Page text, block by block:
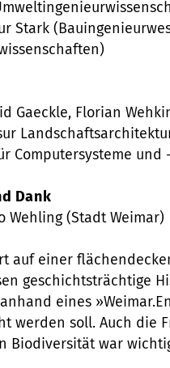
Stark
Gaeckle, Florian
Computersysteme und
Dank
Wehling (Stadt Weimar)
auf einer
geschichtsträchtige
eines
werden soll. Auch die
Biodiversität war